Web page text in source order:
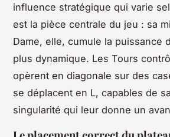
influence stratégique qui varie
est la pièce centrale du jeu : sa
Dame, elle, cumule la puissance
plus dynamique. Les Tours
opèrent en diagonale sur des
se déplacent en L, capables de
singularité qui leur donne un